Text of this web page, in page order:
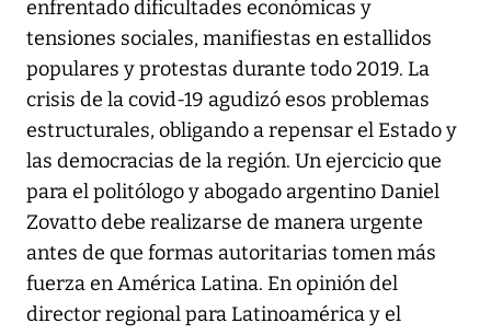
enfrentado dificultades económicas y
tensiones sociales, manifiestas en estallidos
populares y protestas durante todo 2019. La
crisis de la covid-19 agudizó esos problemas
estructurales, obligando a repensar el Estado y
las democracias de la región. Un ejercicio que
para el politólogo y abogado argentino Daniel
Zovatto debe realizarse de manera urgente
antes de que formas autoritarias tomen más
fuerza en América Latina. En opinión del
director regional para Latinoamérica y el